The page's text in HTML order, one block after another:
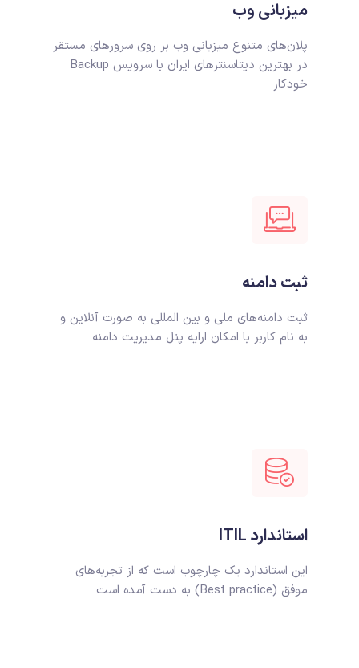
میزبانی وب
پلان‌های متنوع میزبانی وب بر روی سرورهای مستقر
در بهترین دیتاسنترهای ایران با سرویس Backup
خودکار
ثبت دامنه
ثبت دامنه‌های ملی و بین المللی به صورت آنلاین و
به نام کاربر با امکان ارایه پنل مدیریت دامنه
استاندارد ITIL
این استاندارد یک چارچوب است که از تجربه‌های
موفق (Best practice) به دست آمده است